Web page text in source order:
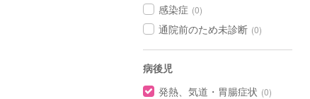
感染症 (0)
通院前のため未診断 (0)
病後児
発熱、気道・胃腸症状 (0)